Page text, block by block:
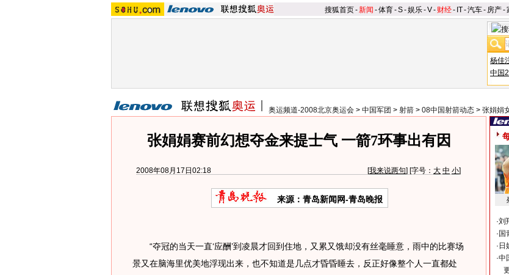
搜狐首页-新闻 -体育-S-娱乐-V- 财经- IT-汽车- 房产-
杨佳
中国
奥运频道-2008北京奥运会 > 中国军团 > 射箭 > 08中国射箭动态 > 张娟娟
张娟娟赛前幻想夺金来提士气 一箭7环事出有因
2008年08月17日02:18 [我来说两句] [字号： 大 中 小]
来源：青岛新闻网-青岛晚报
“夺冠的当天一直‘应酬’到凌晨才回到住地，又累又饿却没有丝毫睡意，雨中的比赛场
景又在脑海里优美地浮现出来，也不知道是几点才昏昏睡去，反正好像整个人一直都处
·刘
· 国
· 日
·中